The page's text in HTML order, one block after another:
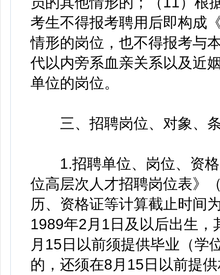
考生不得报考聘用后即构成
情形的岗位，也不得报考与
代以内旁系血亲关系以及近
单位的岗位。
三、招聘岗位、对象、
1.招聘单位、岗位、资格
位高层次人才招聘岗位表》
历、资格证等计算截止时间
1989年2月1日及以后出生
月15日以前须提供毕业（学
的，还须在8月15日以前提